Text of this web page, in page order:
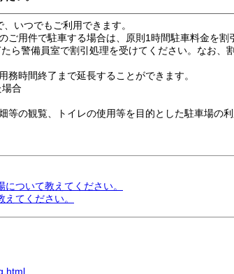
いつでもご利用できます。
ご用件で駐車する場合は、原則1時間駐車料金を
ら警備員室で割引処理を受けてください。なお、
時間終了まで延長することができます。
合
等の観覧、トイレの使用等を目的とした駐車場の
ついて教えてください。
てください。